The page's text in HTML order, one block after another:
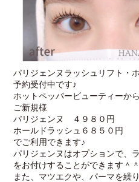
パリジェンヌラッシュリフト・
予約受付中です♪
ホットペッパービューティーか
ご新規様
パリジェンヌ ４９８０円
ホールドラッシュ６８５０円
でご利用できます♪
パリジェンヌはオプションで、
をお付けすることができます＾＾
また、マツエクや、パーマを繰